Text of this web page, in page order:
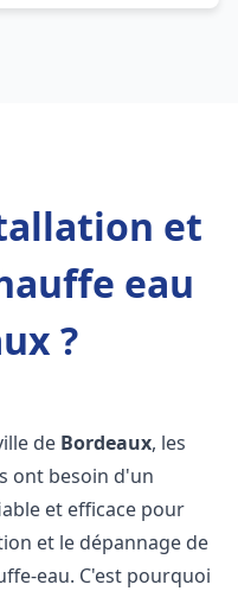
et
eau
?
de Bordeaux, les
ont besoin d'un
et efficace pour
et le dépannage de
eau. C'est pourquoi